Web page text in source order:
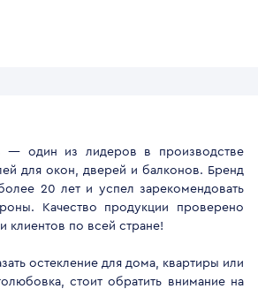
— один из лидеров в производстве
для окон, дверей и балконов. Бренд
20 лет и успел зарекомендовать
Качество продукции проверено
клиентов по всей стране!
остекление для дома, квартиры или
стоит обратить внимание на